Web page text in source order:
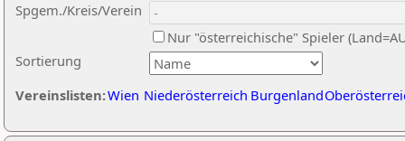
Sortierung
Spgem./Kreis/Verein
Nur "österreichische" Spieler
Vereinslisten:Wien Niederösterreich Burgenland